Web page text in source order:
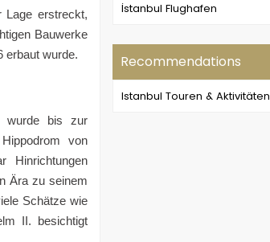
Lage erstreckt,
Bauwerke
erbaut wurde.
wurde bis zur
von
Hinrichtungen
Ära zu seinem
Schätze wie
II. besichtigt
İstanbul Flughafen
Recommendations
Istanbul Touren & Aktivitäten